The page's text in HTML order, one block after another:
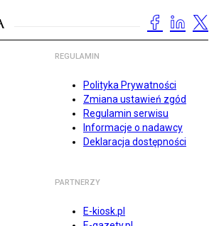
REGULAMIN
Polityka Prywatności
Zmiana ustawień zgód
Regulamin serwisu
Informacje o nadawcy
Deklaracja dostępności
PARTNERZY
E-kiosk.pl